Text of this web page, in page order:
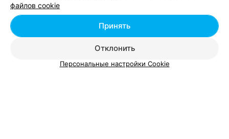
файлов cookie
Отклонить
Принять
Персональные настройки Cookie